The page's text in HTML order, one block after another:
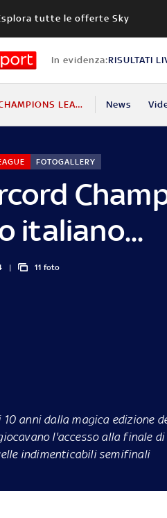
tutte le offerte Sky
In evidenza:RISULTATI
CHAMPIONS LEAGUE News
italiano...
FOTOGALLERY
11 foto
anni dalla magica edizione
l'accesso alla finale
indimenticabili semifinali